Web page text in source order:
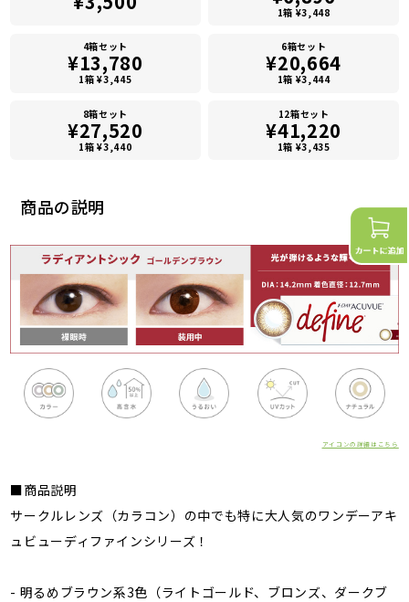
商品の説明
アイコンの詳細はこちら
■商品説明
サークルレンズ（カラコン）の中でも特に大人気のワンデーアキ
ュビューディファインシリーズ！
- 明るめブラウン系3色（ライトゴールド、ブロンズ、ダークブ
1箱 ¥3,448
4箱セット
¥13,780
1箱 ¥3,445
6箱セット
¥20,664
1箱 ¥3,444
8箱セット
¥27,520
1箱 ¥3,440
12箱セット
¥41,220
1箱 ¥3,435